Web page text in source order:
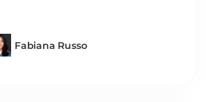
Fabiana Russo